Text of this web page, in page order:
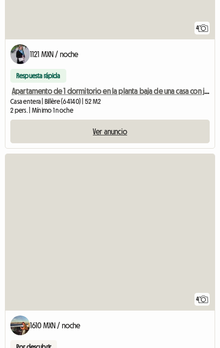
4
1121 MXN / noche
Respuesta rápida
Apartamento de 1 dormitorio en la planta baja de una casa con jardín.
Casa entera | Billère (64140) | 52 M2
2 pers. | Mínimo 1 noche
Ver anuncio
4
1610 MXN / noche